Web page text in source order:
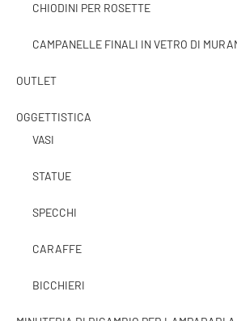
CHIODINI PER ROSETTE
CAMPANELLE FINALI IN VETRO DI
OUTLET
OGGETTISTICA
VASI
STATUE
SPECCHI
CARAFFE
BICCHIERI